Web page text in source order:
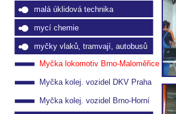
malá úklidová technika
mycí chemie
myčky vlaků, tramvají, autobusů
Myčka lokomotiv Brno-Maloměřice
Myčka kolej. vozidel DKV Praha
Myčka kolej. vozidel Brno-Horní